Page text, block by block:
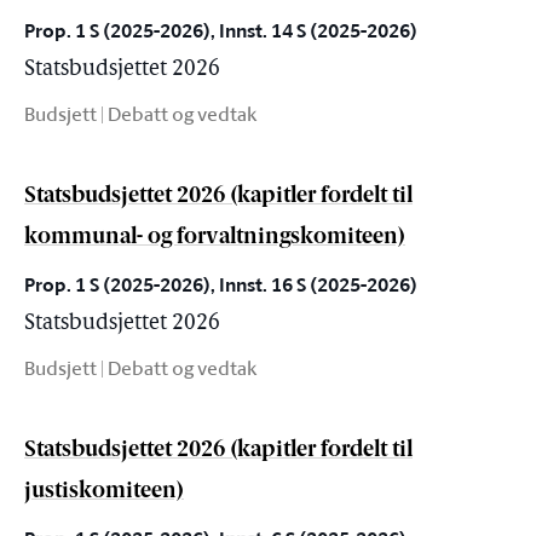
Prop. 1 S (2025-2026), Innst. 14 S (2025-2026)
Statsbudsjettet 2026
Budsjett | Debatt og vedtak
Statsbudsjettet 2026 (kapitler fordelt til
kommunal- og forvaltningskomiteen)
Prop. 1 S (2025-2026), Innst. 16 S (2025-2026)
Statsbudsjettet 2026
Budsjett | Debatt og vedtak
Statsbudsjettet 2026 (kapitler fordelt til
justiskomiteen)